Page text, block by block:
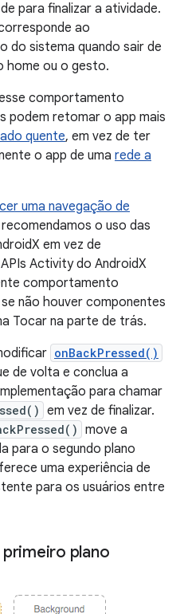
para finalizar a atividade.
ao
do sistema quando sair de
home ou o gesto.
comportamento
podem retomar o app mais
quente, em vez de ter
o app de uma rede a
uma navegação de
o uso das
em vez de
Activity do AndroidX
comportamento
não houver componentes
Tocar na parte de trás.
onBackPressed()
de volta e conclua a
para chamar
em vez de finalizar.
move a
para o segundo plano
uma experiência de
para os usuários entre
plano